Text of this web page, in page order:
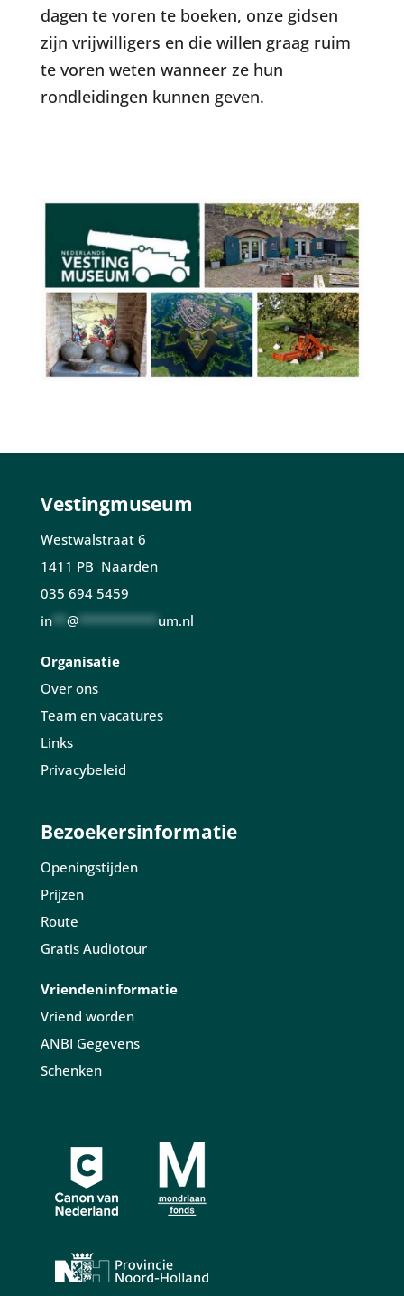
dagen te voren te boeken, onze gidsen
zijn vrijwilligers en die willen graag ruim
te voren weten wanneer ze hun
rondleidingen kunnen geven.
Vestingmuseum
Westwalstraat 6
1411 PB Naarden
035 694 5459
in** @*********** um.nl
Organisatie
Over ons
Team en vacatures
Links
Privacybeleid
Bezoekersinformatie
Openingstijden
Prijzen
Route
Gratis Audiotour
Vriendeninformatie
Vriend worden
ANBI Gegevens
Schenken